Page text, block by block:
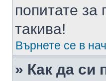
попитате
такива!
Върнете се в
» Как да си